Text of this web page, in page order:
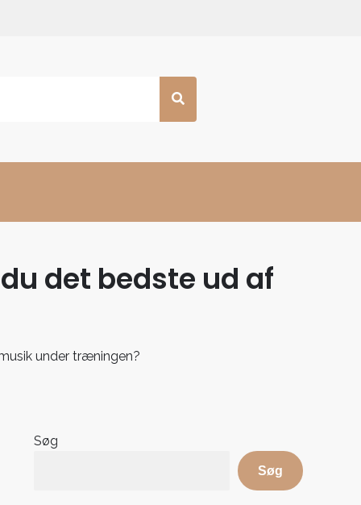
det bedste ud af
under træningen?
Søg
Søg